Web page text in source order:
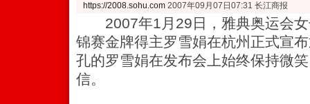
https://2008.sohu.com 2007年09月07日07:31 长江商报
2007年1月29日，雅典奥运会女
锦赛金牌得主罗雪娟在杭州正式宣
孔的罗雪娟在发布会上始终保持微
信。